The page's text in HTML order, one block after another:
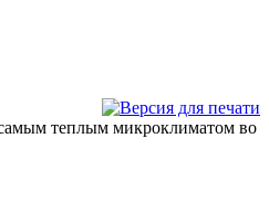
теплым микроклиматом во